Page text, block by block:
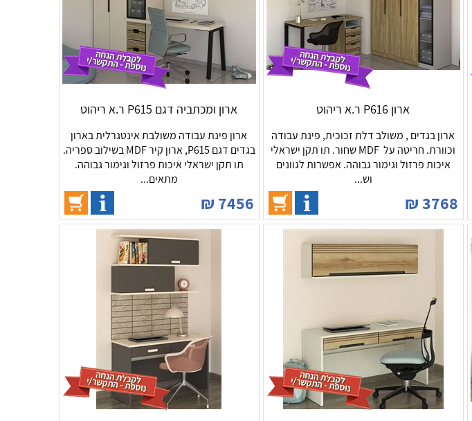
ארון P616 ר.א ריהוט
ארון בגדים , משולב דלת זכוכית, פינת עבודה
וכוורת. חריטה על MDF שחור. תו תקן ישראלי
איכות פרזול וגימור גבוהה. אפשרות לגוונים
וש...
3768
₪
ארון ומכתביה דגם P615 ר.א ריהוט
ארון פינת עבודה משולבת אינטגרלית בארון
בגדים דגם P615, ארון קיר MDF בשילוב ספריה.
תו תקן ישראלי איכות פרזול וגימור גבוהה.
מתאים...
7456
₪